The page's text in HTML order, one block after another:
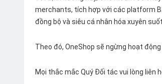
merchants, tích hợp với các platform
đồng bộ và siêu cá nhân hóa xuyên
Theo đó, OneShop sẽ ngừng hoạt
Mọi thắc mắc Quý Đối tác vui lòng liên